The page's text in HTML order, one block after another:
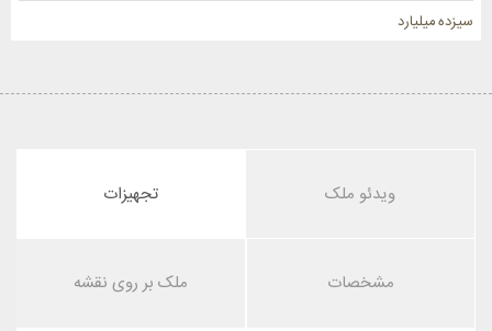
سیزده میلیارد
تجهیزات ویدئو ملک
ملک بر روی نقشه مشخصات